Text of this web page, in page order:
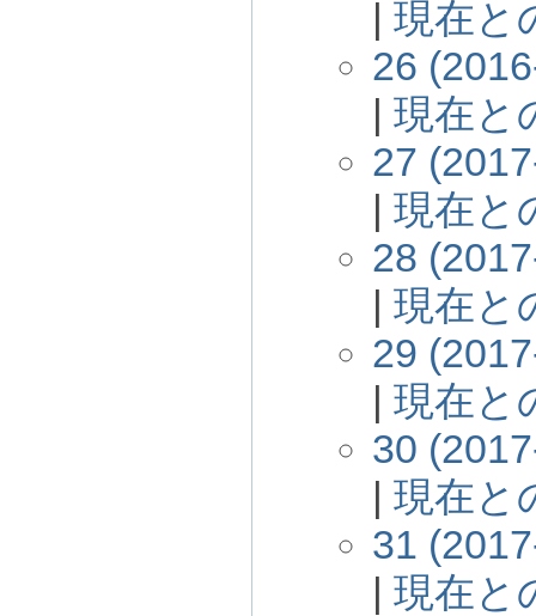
| 現在と
26
| 現在と
27
| 現在と
28
| 現在と
29
| 現在と
30
| 現在と
31
| 現在と